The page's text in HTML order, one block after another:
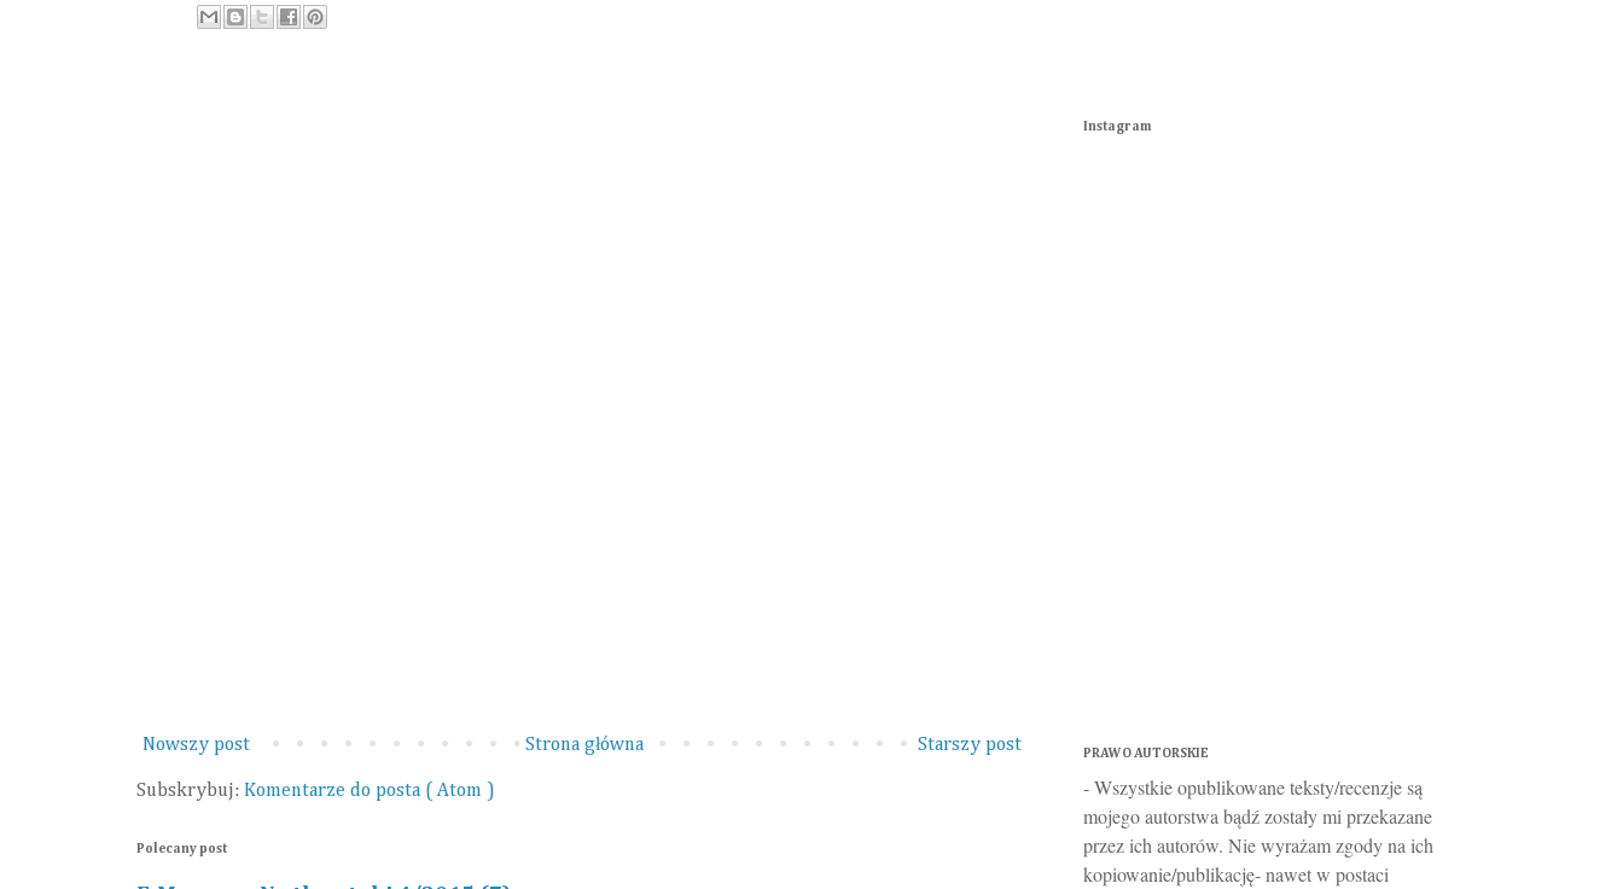
Nowszy post Starszy post
Strona główna
Subskrybuj: Komentarze do posta ( Atom )
Polecany post
Instagram
PRAWO AUTORSKIE
- Wszystkie opublikowane teksty/recenzje są
mojego autorstwa bądź zostały mi przekazane
przez ich autorów. Nie wyrażam zgody na ich
kopiowanie/publikację- nawet w postaci